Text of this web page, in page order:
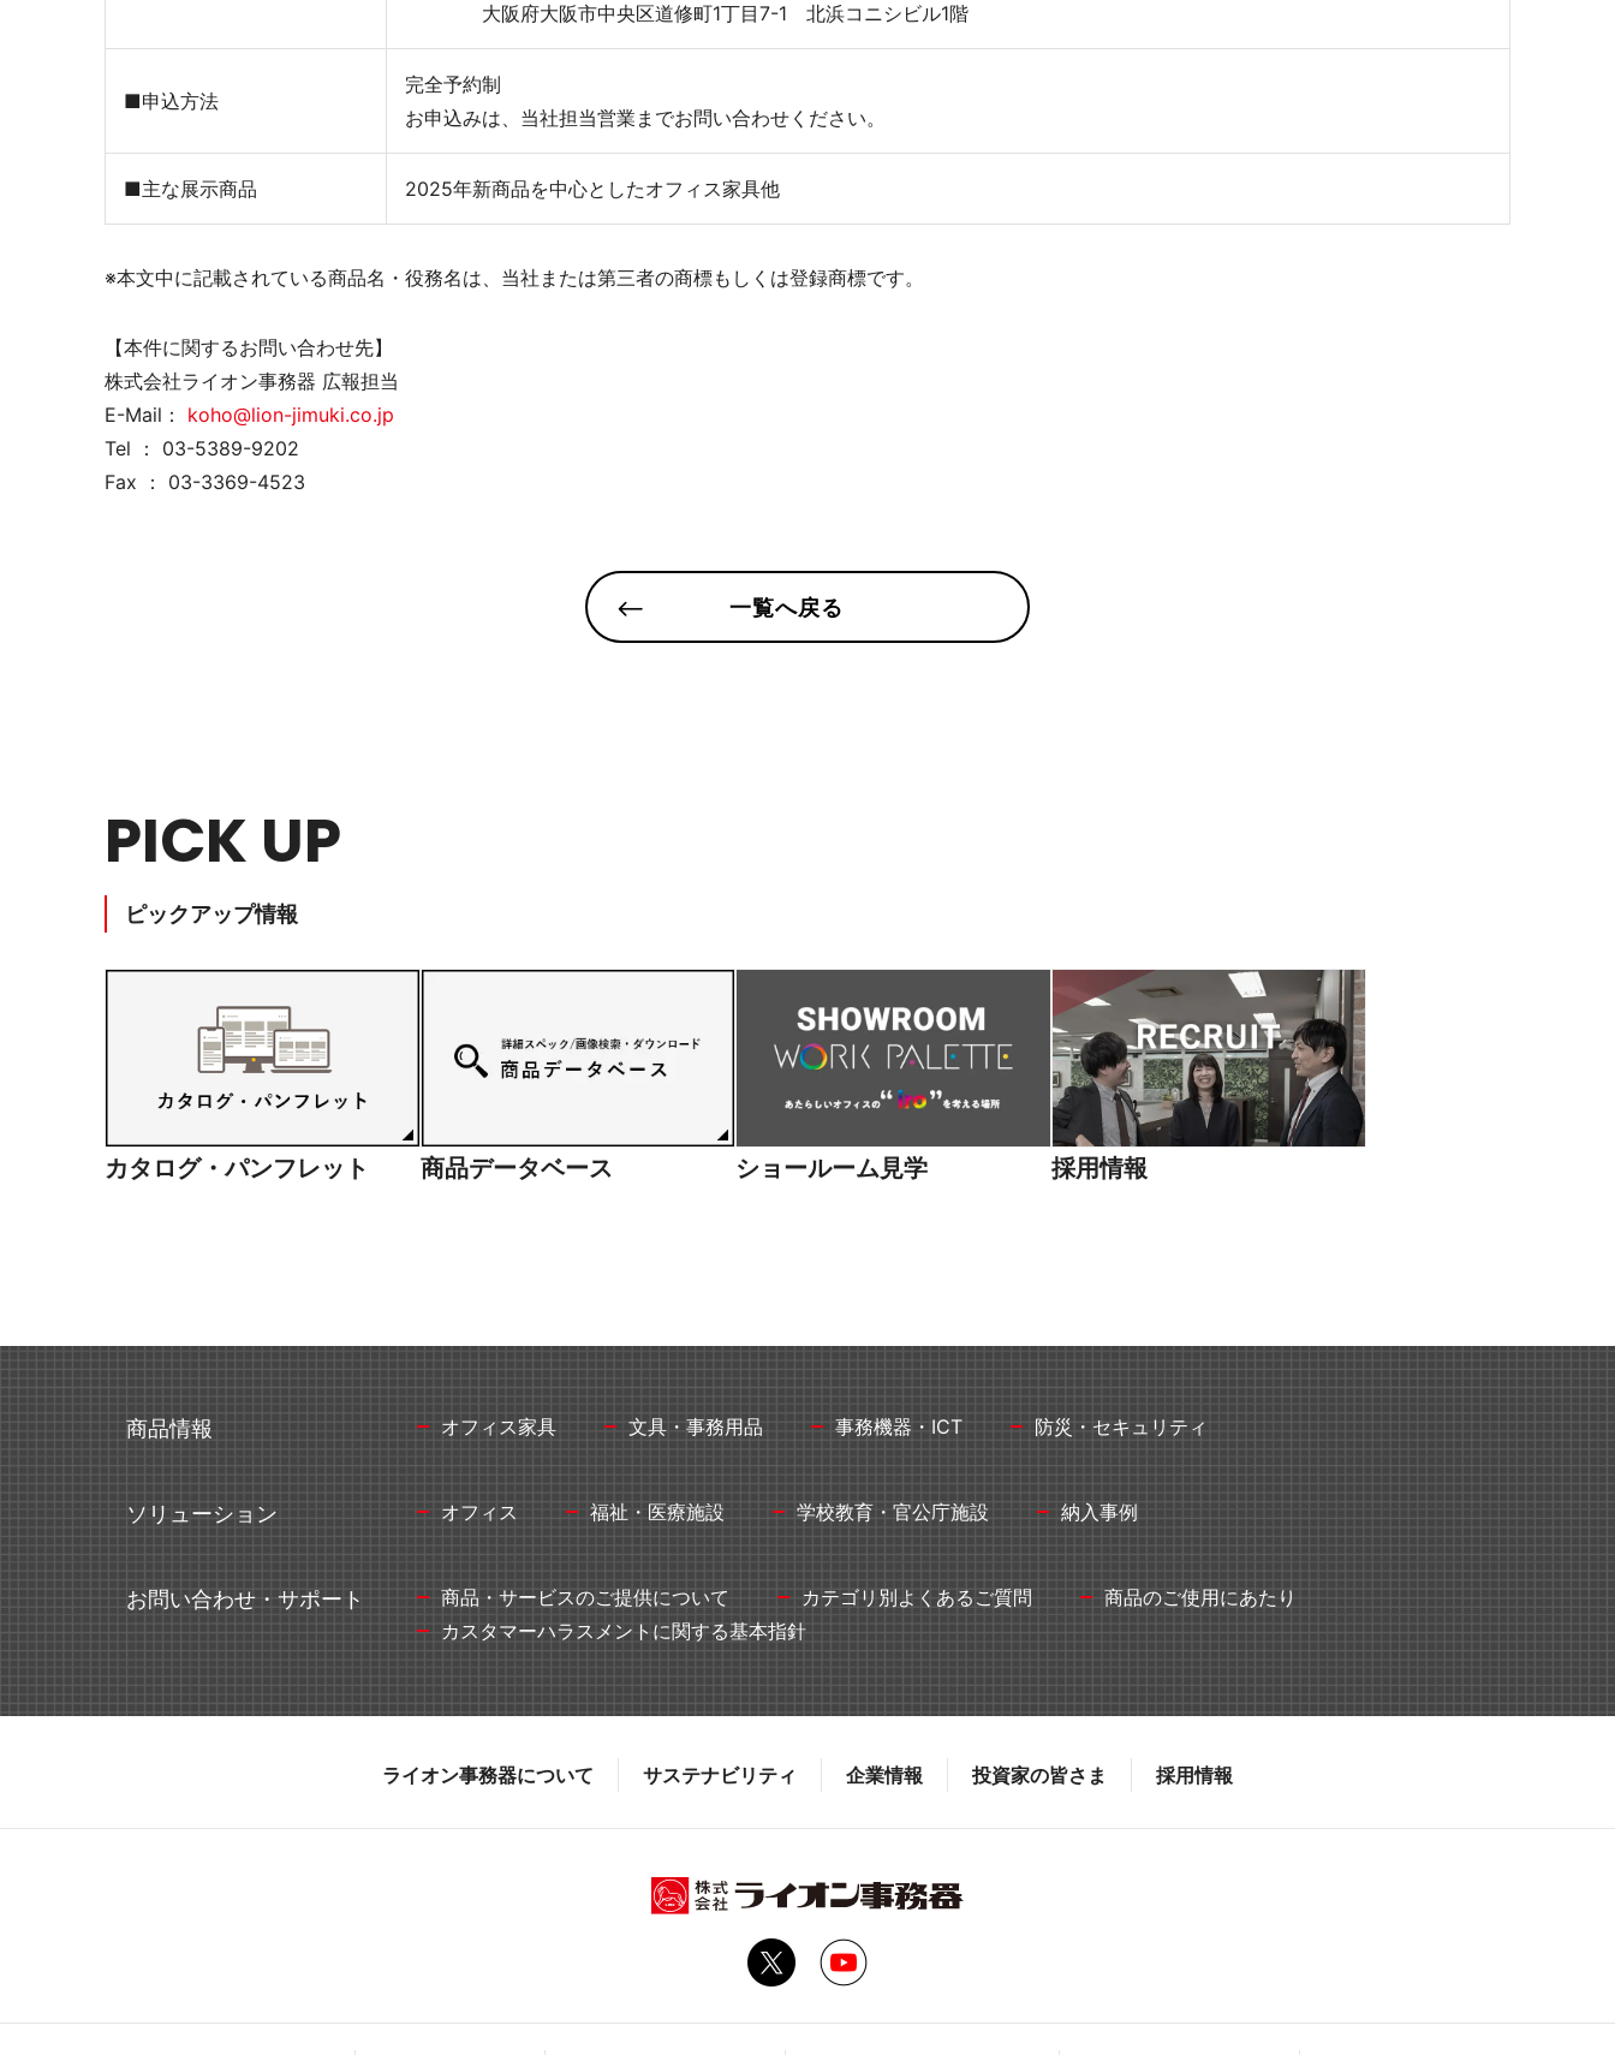
大阪府大阪市中央区道修町1丁目7-1 北浜コニシビル1階
■申込方法
完全予約制
お申込みは、当社担当営業までお問い合わせください。
■主な展示商品 2025年新商品を中心としたオフィス家具他
※本文中に記載されている商品名・役務名は、当社または第三者の商標もしくは登録商標です。
【本件に関するお問い合わせ先】
株式会社ライオン事務器 広報担当
E-Mail： koho@lion-jimuki.co.jp
Tel ： 03-5389-9202
Fax ： 03-3369-4523
一覧へ戻る
PICK UP
ピックアップ情報
カタログ・パンフレット 商品データベース ショールーム見学 採用情報
商品情報 オフィス家具 文具・事務用品 事務機器・ICT 防災・セキュリティ
ソリューション オフィス 福祉・医療施設 学校教育・官公庁施設 納入事例
お問い合わせ・サポート 商品・サービスのご提供について カテゴリ別よくあるご質問
商品のご使用にあたり
カスタマーハラスメントに関する基本指針
ライオン事務器について サステナビリティ 企業情報 投資家の皆さま 採用情報